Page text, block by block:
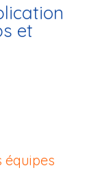
et
équipes